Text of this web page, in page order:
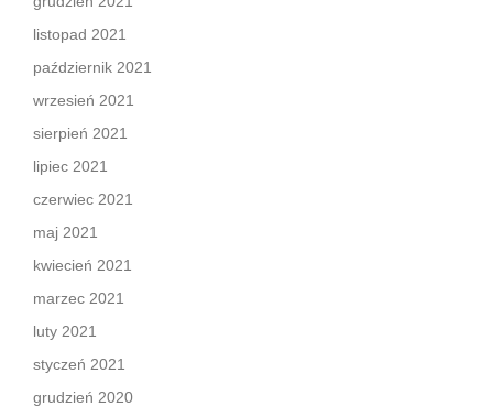
listopad 2021
październik 2021
wrzesień 2021
sierpień 2021
lipiec 2021
czerwiec 2021
maj 2021
kwiecień 2021
marzec 2021
luty 2021
styczeń 2021
grudzień 2020